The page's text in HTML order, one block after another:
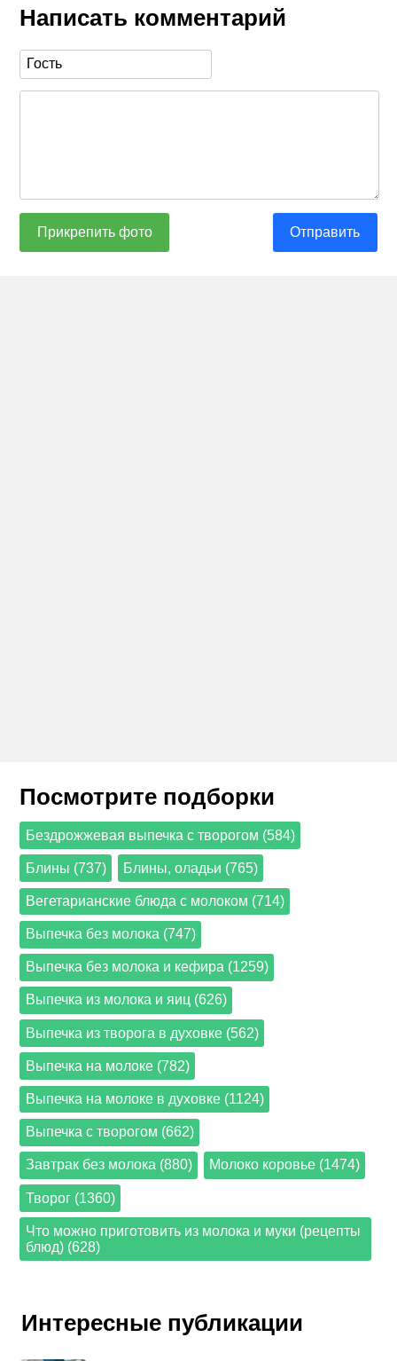
Написать комментарий
Прикрепить фото Отправить
Посмотрите подборки
Бездрожжевая выпечка с творогом (584)
Блины (737) Блины, оладьи (765)
Вегетарианские блюда с молоком (714)
Выпечка без молока (747)
Выпечка без молока и кефира (1259)
Выпечка из молока и яиц (626)
Выпечка из творога в духовке (562)
Выпечка на молоке (782)
Выпечка на молоке в духовке (1124)
Выпечка с творогом (662)
Завтрак без молока (880) Молоко коровье (1474)
Творог (1360)
Что можно приготовить из молока и муки (рецепты
блюд) (628)
Интересные публикации